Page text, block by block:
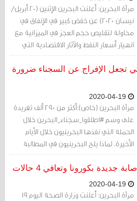
للتحدث علنًا ​ضد القمع والتهميش
والانتهاكات الجسيمة لحقوق الإنسان، بل
لعبت النساء أيضًا دورًا حاسمًا في هذه
الحركة، وواجهن التعذيب وأشكالًا مختلفة من
الإهانة، بما في ذلك، على سبيل المثال لا
الحصر، التحرش الجنسي والاغتصاب والضرب
مرآة البحرين: أعلنت البحرين الإثنين (20 أبريل/
نيسان 2020) عن خفض كبير في الإنفاق في
محاولة لتقليص حجم العجز في الميزانية مع
انهيار أسعار النفط والآثار الاقتصادية التي
خلّفها تفشي فيروس كورونا.
تجعل الإفراج عن السجناء ضرورة
مرآة البحرين (خاص):أكثر من 290 ألف تغريدة
على وسم #اطلقوا_سجناء_البحرين خلال
الحملة التي نفذها البحرينيون خلال الأيام
الأخيرة. لماذا يلح البحرينيون في المطالبة
بالإفراج عن السجناء في ظل حائحة الكورونا؟
مرآة البحرين: أعلنت وزارة الصحة اليوم 19